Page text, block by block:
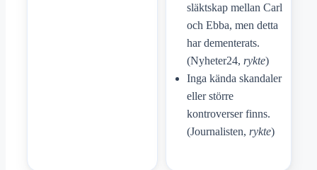
släktskap mellan Carl
och Ebba, men detta
har dementerats.
(Nyheter24, rykte)
Inga kända skandaler
eller större
kontroverser finns.
(Journalisten, rykte)